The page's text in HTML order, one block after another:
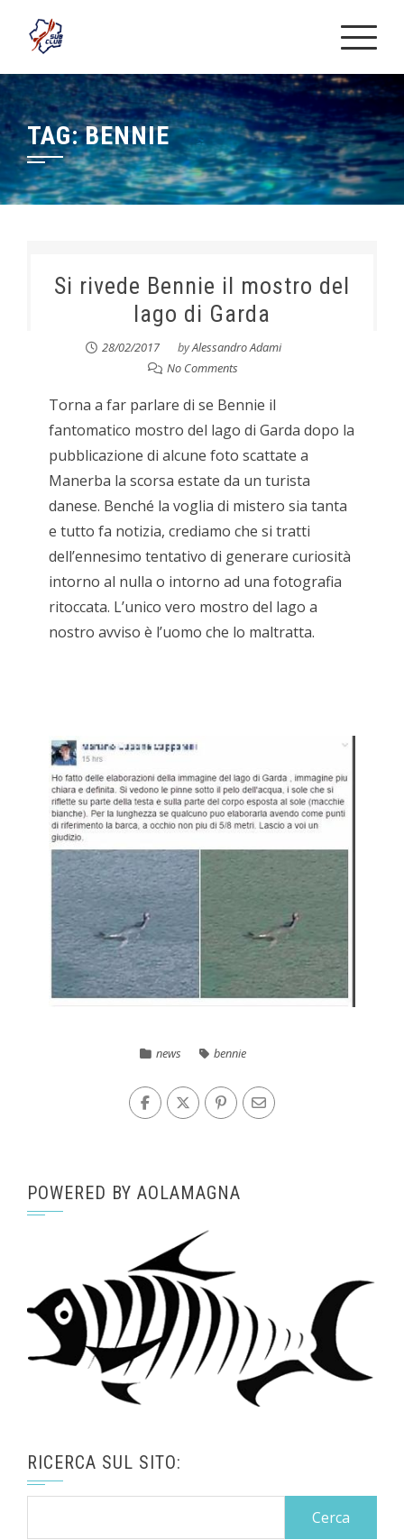
TAG:BENNIE
Si rivede Bennie il mostro del
lago di Garda
28/02/2017 byAlessandro Adami
No Comments
Torna a far parlare di se Bennie il
fantomatico mostro del lago di Garda dopo la
pubblicazione di alcune foto scattate a
Manerba la scorsa estate da un turista
danese. Benché la voglia di mistero sia tanta
e tutto fa notizia, crediamo che si tratti
dell’ennesimo tentativo di generare curiosità
intorno al nulla o intorno ad una fotografia
ritoccata. L’unico vero mostro del lago a
nostro avviso è l’uomo che lo maltratta.
news bennie
POWERED BY AOLAMAGNA
RICERCA SUL SITO: